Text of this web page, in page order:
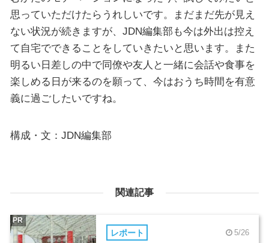
思っていただけたらうれしいです。まだまだ先が見え
ない状況が続きますが、JDN編集部も今は外出は控え
て自宅でできることをしていきたいと思います。また
明るい日差しの中で同僚や友人と一緒に会話や食事を
楽しめる日が来るのを願って、今はおうち時間を有意
義に過ごしたいですね。
構成・文：JDN編集部
関連記事
レポート 5/26
PR